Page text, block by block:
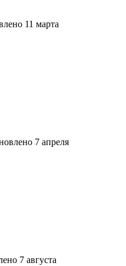
11 марта
7 апреля
7 августа